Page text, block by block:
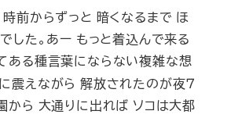
時前からずっと 暗くなるまで ほ
した。あー もっと着込んで来る
ある種言葉にならない複雑な想
震えながら 解放されたのが夜７
から 大通りに出れば ソコは大都